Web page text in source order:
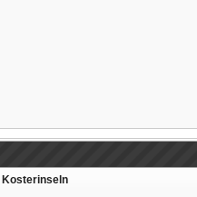
Kosterinseln